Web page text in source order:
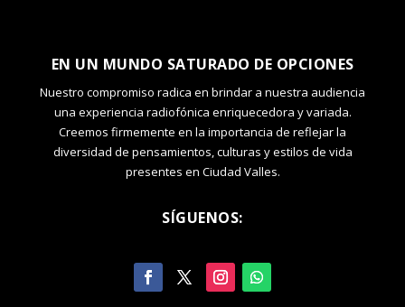
EN UN MUNDO SATURADO DE OPCIONES
Nuestro compromiso radica en brindar a nuestra audiencia
una experiencia radiofónica enriquecedora y variada.
Creemos firmemente en la importancia de reflejar la
diversidad de pensamientos, culturas y estilos de vida
presentes en Ciudad Valles.
SÍGUENOS: